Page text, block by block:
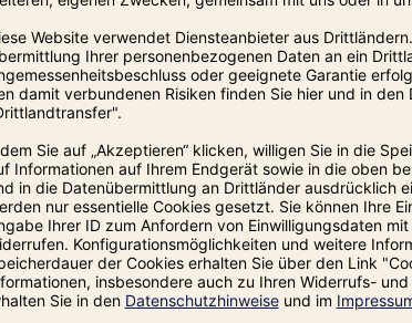
entsteht eine harmonisch abgestimmte
widerspiegelt. Durch ihre ausgewogene
der mediterranen Küche und bietet eine
– die Sugo al Pomodoro ist
vollmundigen Geschmack wie in Italien.